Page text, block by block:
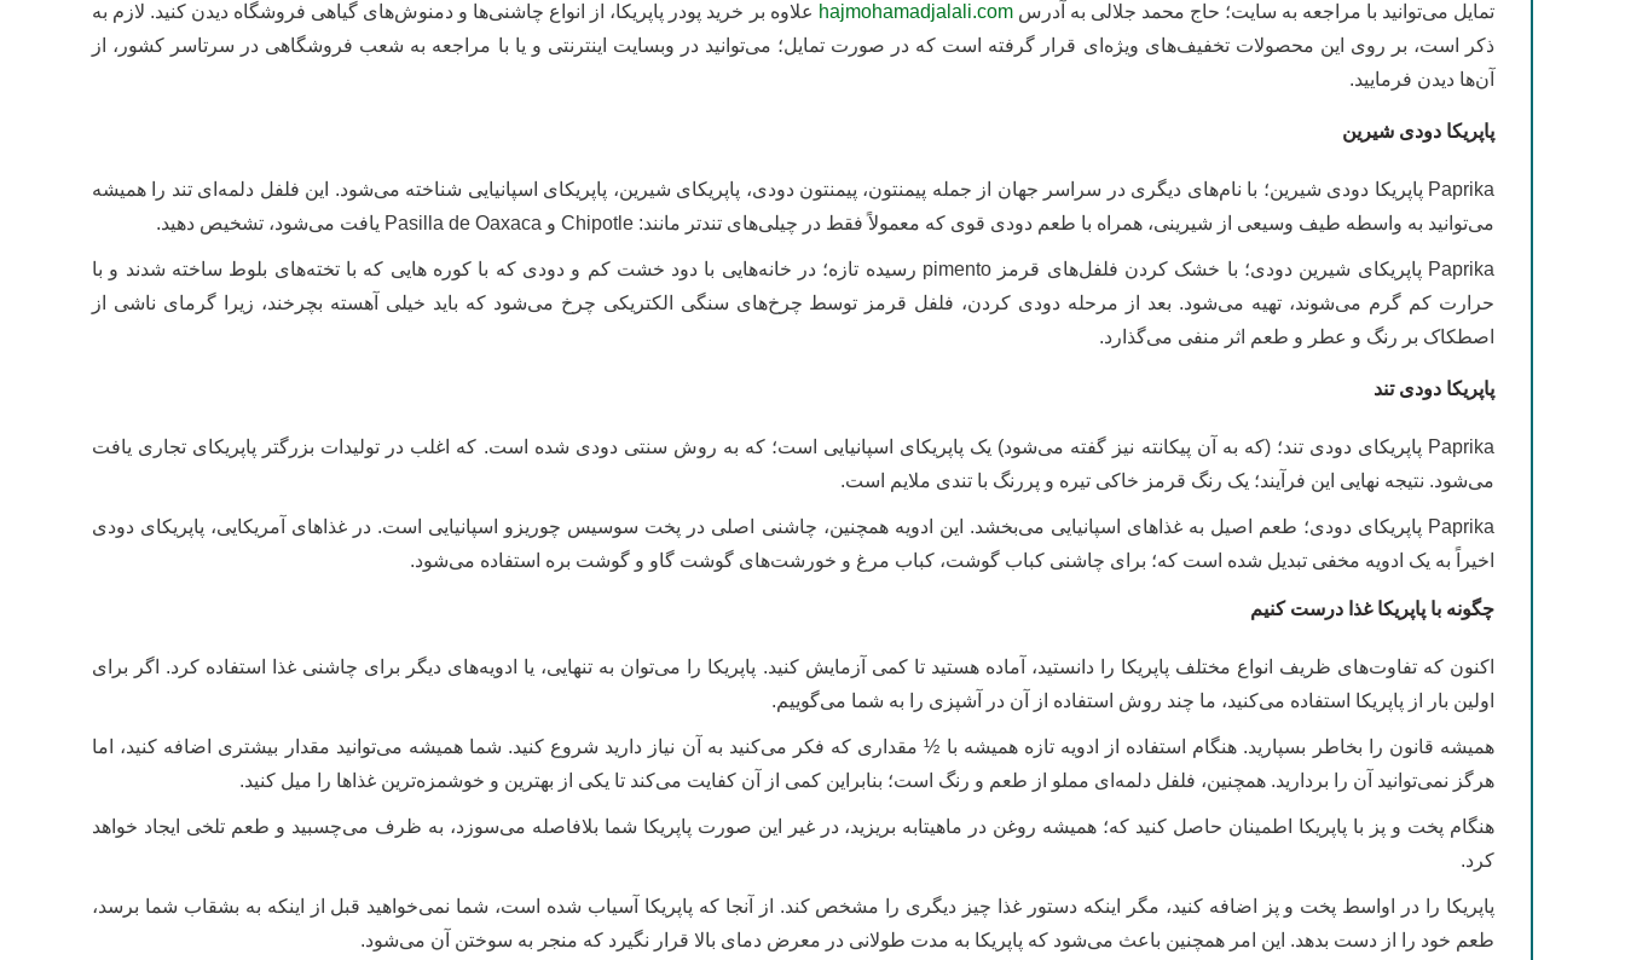
تمایل می‌توانید با مراجعه به سایت؛ حاج ‌محمد جلالی به آدرسhajmohamadjalali.com علاوه بر خرید پودر پاپریکا، از انواع چاشنی‌ها و دمنوش‌های گیاهی فروشگاه دیدن کنید. لازم به
ذکر است، بر روی این محصولات تخفیف‌های ویژه‌ای قرار گرفته است که در صورت تمایل؛ می‌توانید در وبسایت اینترنتی و یا با مراجعه به شعب فروشگاهی در سرتاسر کشور، از
آن‌ها دیدن فرمایید.
پاپریکا دودی شیرین
Paprika پاپریکا دودی شیرین؛ با نام‌های دیگری در سراسر جهان از جمله پیمنتون، پیمنتون دودی، پاپریکای شیرین، پاپریکای اسپانیایی شناخته می‌شود. این فلفل دلمه‌ای تند را همیشه
می‌توانید به واسطه طیف وسیعی از شیرینی، همراه با طعم دودی قوی که معمولاً فقط در چیلی‌های تندتر مانند: Chipotle و Pasilla de Oaxaca یافت می‌شود، تشخیص دهید.
Paprika پاپریکای شیرین دودی؛ با خشک کردن فلفل‌های قرمز pimento رسیده تازه؛ در خانه‌هایی با دود خشت کم و دودی که با کوره هایی که با تخته‌های بلوط ساخته شدند و با
حرارت کم گرم می‌شوند، تهیه می‌شود. بعد از مرحله دودی کردن، فلفل قرمز توسط چرخ‌های سنگی الکتریکی چرخ می‌شود که باید خیلی آهسته بچرخند، زیرا گرمای ناشی از
اصطکاک بر رنگ و عطر و طعم اثر منفی می‌گذارد.
پاپریکا دودی تند
Paprika پاپریکای دودی تند؛ (که به آن پیکانته نیز گفته می‌شود) یک پاپریکای اسپانیایی است؛ که به روش سنتی دودی شده است. که اغلب در تولیدات بزرگتر پاپریکای تجاری یافت
می‌شود. نتیجه نهایی این فرآیند؛ یک رنگ قرمز خاکی تیره و پررنگ با تندی ملایم است.
Paprika پاپریکای دودی؛ طعم اصیل به غذاهای اسپانیایی می‌بخشد. این ادویه همچنین، چاشنی اصلی در پخت سوسیس چوریزو اسپانیایی است. در غذاهای آمریکایی، پاپریکای دودی
اخیراً به یک ادویه مخفی تبدیل شده است که؛ برای چاشنی کباب گوشت، کباب مرغ و خورشت‌های گوشت گاو و گوشت بره استفاده می‌شود.
چگونه با پاپریکا غذا درست کنیم
اکنون که تفاوت‌های ظریف انواع مختلف پاپریکا را دانستید، آماده هستید تا کمی آزمایش کنید. پاپریکا را می‌توان به تنهایی، یا ادویه‌های دیگر برای چاشنی غذا استفاده کرد. اگر برای
اولین بار از پاپریکا استفاده می‌کنید، ما چند روش استفاده از آن در آشپزی را به شما می‌گوییم.
همیشه قانون را بخاطر بسپارید. هنگام استفاده از ادویه تازه همیشه با ½ مقداری که فکر می‌کنید به آن نیاز دارید شروع کنید. شما همیشه می‌توانید مقدار بیشتری اضافه کنید، اما
هرگز نمی‌توانید آن را بردارید. همچنین، فلفل دلمه‌ای مملو از طعم و رنگ است؛ بنابراین کمی از آن کفایت می‌کند تا یکی از بهترین و خوشمزه‌ترین غذاها را میل کنید.
هنگام پخت و پز با پاپریکا اطمینان حاصل کنید که؛ همیشه روغن در ماهیتابه بریزید، در غیر این صورت پاپریکا شما بلافاصله می‌سوزد، به ظرف می‌چسبید و طعم تلخی ایجاد خواهد
کرد.
پاپریکا را در اواسط پخت و پز اضافه کنید، مگر اینکه دستور غذا چیز دیگری را مشخص کند. از آنجا که پاپریکا آسیاب شده است، شما نمی‌خواهید قبل از اینکه به بشقاب شما برسد،
طعم خود را از دست بدهد. این امر همچنین باعث می‌شود که پاپریکا به مدت طولانی در معرض دمای بالا قرار نگیرد که منجر به سوختن آن می‌شود.